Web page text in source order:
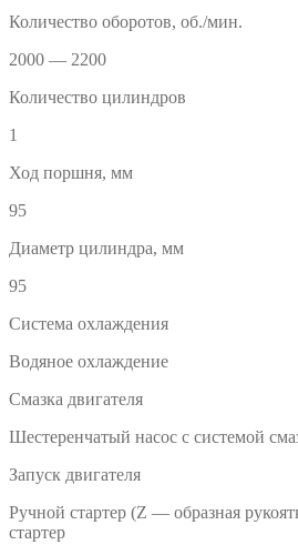
Количество оборотов, об./мин.
2000 — 2200
Количество цилиндров
1
Ход поршня, мм
95
Диаметр цилиндра, мм
95
Система охлаждения
Водяное охлаждение
Смазка двигателя
Шестеренчатый насос с системой
Запуск двигателя
Ручной стартер (Z — образная
стартер